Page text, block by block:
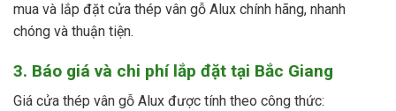
mua và lắp đặt cửa thép vân gỗ Alux chính hãng, nhanh
chóng và thuận tiện.
3. Báo giá và chi phí lắp đặt tại Bắc Giang
Giá cửa thép vân gỗ Alux được tính theo công thức: